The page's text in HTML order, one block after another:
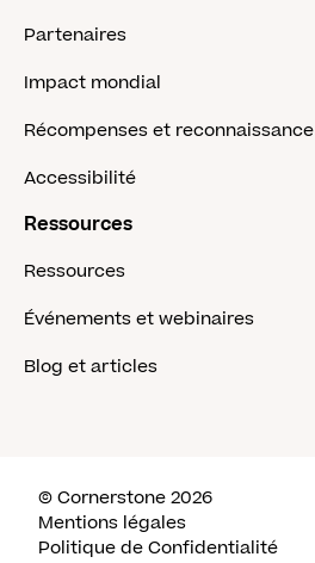
Partenaires
Impact mondial
Récompenses et reconnaissance
Accessibilité
Ressources
Ressources
Événements et webinaires
Blog et articles
© Cornerstone 2026
Mentions légales
Politique de Confidentialité